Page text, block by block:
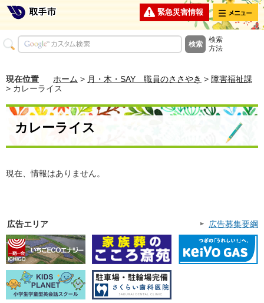
緊急災害情報 メニュー
検索
方法
現在位置 ホーム > 月・木・SAY 職員のささやき > 障害福祉課
> カレーライス
カレーライス
現在、情報はありません。
広告エリア 広告募集要綱